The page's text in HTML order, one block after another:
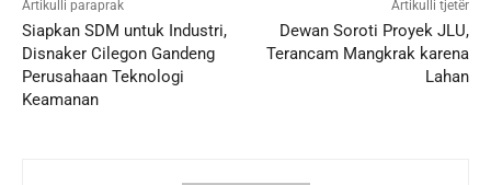
Artikulli paraprak
Siapkan SDM untuk Industri,
Disnaker Cilegon Gandeng
Perusahaan Teknologi
Keamanan
Artikulli tjetër
Dewan Soroti Proyek JLU,
Terancam Mangkrak karena
Lahan